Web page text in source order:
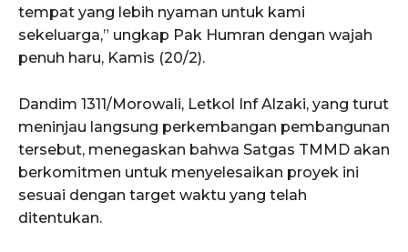
tempat yang lebih nyaman untuk kami
sekeluarga,” ungkap Pak Humran dengan wajah
penuh haru, Kamis (20/2).
Dandim 1311/Morowali, Letkol Inf Alzaki, yang turut
meninjau langsung perkembangan pembangunan
tersebut, menegaskan bahwa Satgas TMMD akan
berkomitmen untuk menyelesaikan proyek ini
sesuai dengan target waktu yang telah
ditentukan.